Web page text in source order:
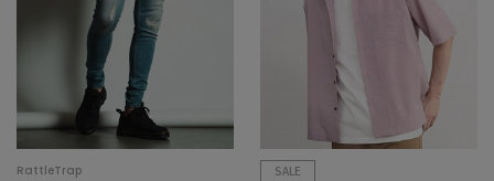
RattleTrap
SALE